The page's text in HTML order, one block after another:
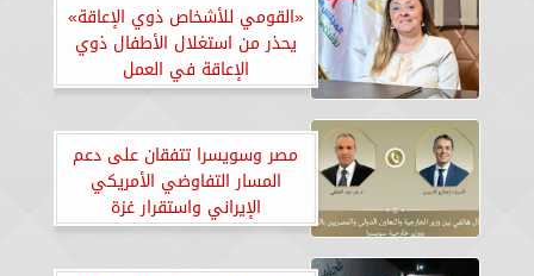
«القومي للأشخاص ذوي الإعاقة»
يحذر من استغلال الأطفال ذوي
الإعاقة في العمل
مصر وسويسرا تتفقان على دعم
المسار التفاوضي الأمريكي
الإيراني واستقرار غزة